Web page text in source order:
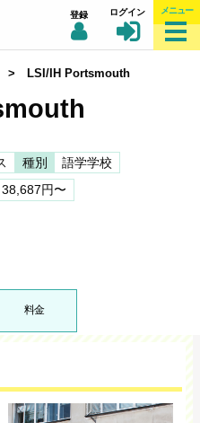
登録 ログイン メニュー
> LSI/IH Portsmouth
種別
語学学校
38,687円〜
料金